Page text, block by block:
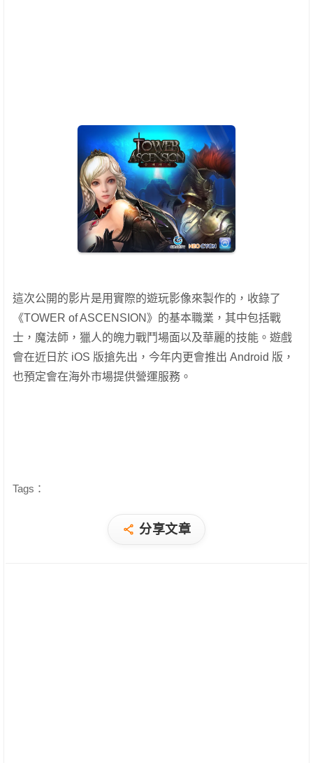
這次公開的影片是用實際的遊玩影像來製作的，收錄了
《TOWER of ASCENSION》的基本職業，其中包括戰
士，魔法師，獵人的魄力戰鬥場面以及華麗的技能。遊戲
會在近日於 iOS 版搶先出，今年内更會推出 Android 版，
也預定會在海外市場提供營運服務。
Tags：
分享文章